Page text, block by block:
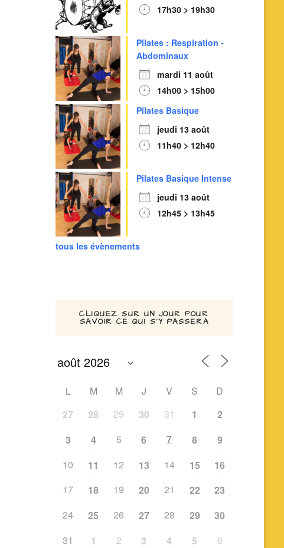
Outlook Live
17h30 > 19h30
Pilates : Respiration -
Abdominaux
mardi 11 août
14h00 > 15h00
Pilates Basique
jeudi 13 août
11h40 > 12h40
Pilates Basique Intense
jeudi 13 août
12h45 > 13h45
tous les évènements
CLIQUEZ SUR UN JOUR POUR
SAVOIR CE QUI S’Y PASSERA
L M M J V S
D
27
28 29 30 31 1
2
3
4 5 6 7 8
9
10
11 12 13 14 15
16
17
18 19 20 21 22
23
24
25 26 27 28 29
30
31
1 2 3 4 5 6